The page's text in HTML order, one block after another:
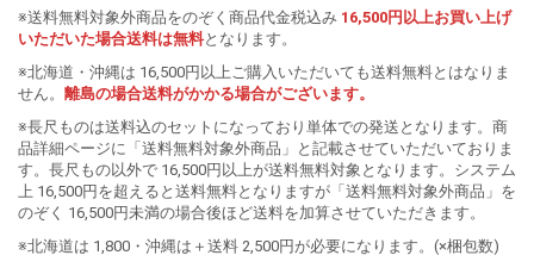
※送料無料対象外商品をのぞく商品代金税込み 16,500円以上お買い上げ
いただいた場合送料は無料となります。
※北海道・沖縄は 16,500円以上ご購入いただいても送料無料とはなりま
せん。 離島の場合送料がかかる場合がございます。
※長尺ものは送料込のセットになっており単体での発送となります。商
品詳細ページに「送料無料対象外商品」と記載させていただいておりま
す。長尺もの以外で 16,500円以上が送料無料対象となります。システム
上 16,500円を超えると送料無料となりますが「送料無料対象外商品」を
のぞく 16,500円未満の場合後ほど送料を加算させていただきます。
※北海道は 1,800・沖縄は＋送料 2,500円が必要になります。(×梱包数)